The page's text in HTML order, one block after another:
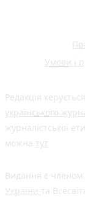
Умови і
Редакція
українського
журналістської
можна тут
Видання є членом
України та